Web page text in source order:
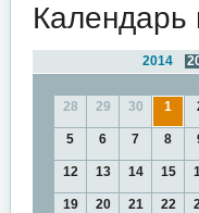
Календарь
2014
28 29 30 1
5 6 7 8
12 13 14 15
19 20 21 22